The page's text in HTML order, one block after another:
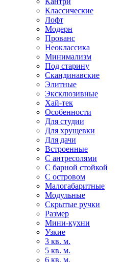
Классические
Лофт
Модерн
Прованс
Неоклассика
Минимализм
Под старину
Скандинавские
Элитные
Эксклюзивные
Хай-тек
Особенности
Для студии
Для хрущевки
Для дачи
Встроенные
С антресолями
С барной стойкой
С островом
Малогабаритные
Модульные
Скрытые ручки
Размер
Мини-кухни
Узкие
3 кв. м.
5 кв. м.
6 кв. м.